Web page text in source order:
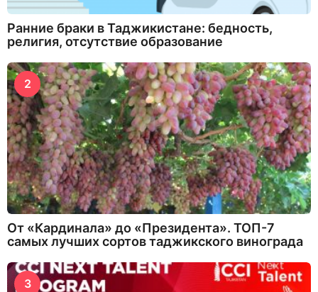
Ранние браки в Таджикистане: бедность,
религия, отсутствие образование
2
От «Кардинала» до «Президента». ТОП-7
самых лучших сортов таджикского винограда
3